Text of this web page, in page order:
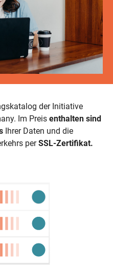
der Initiative
Im Preisenthalten sind
Ihrer Daten und die
perSSL-Zertifikat.